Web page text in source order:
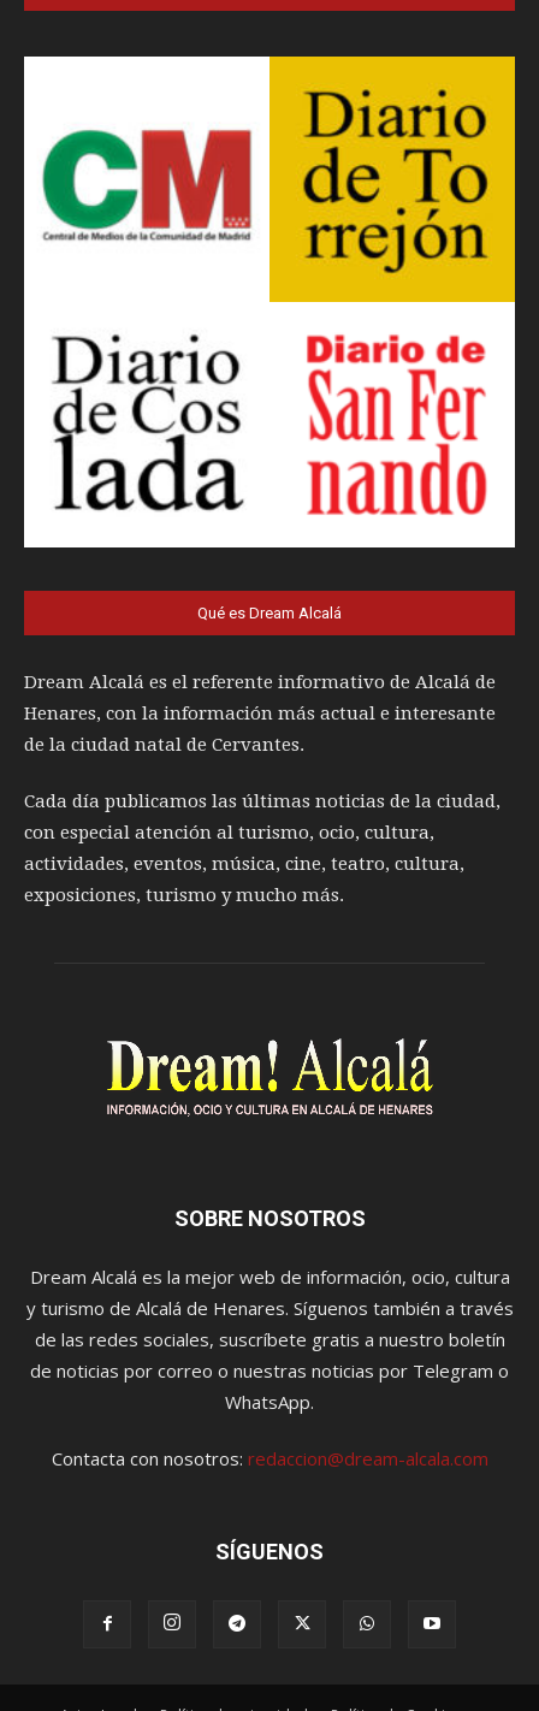
Qué es Dream Alcalá
Dream Alcalá es el referente informativo de Alcalá de
Henares, con la información más actual e interesante
de la ciudad natal de Cervantes.
Cada día publicamos las últimas noticias de la ciudad,
con especial atención al turismo, ocio, cultura,
actividades, eventos, música, cine, teatro, cultura,
exposiciones, turismo y mucho más.
SOBRE NOSOTROS
Dream Alcalá es la mejor web de información, ocio, cultura
y turismo de Alcalá de Henares. Síguenos también a través
de las redes sociales, suscríbete gratis a nuestro boletín
de noticias por correo o nuestras noticias por Telegram o
WhatsApp.
Contacta con nosotros: redaccion@dream-alcala.com
SÍGUENOS